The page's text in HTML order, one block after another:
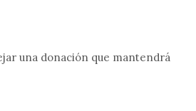
una donación que mantendrá